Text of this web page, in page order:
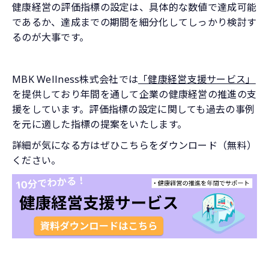
健康経営の評価指標の設定は、具体的な数値で達成可能
であるか、達成までの期間を細分化してしっかり検討す
るのが大事です。
MBK Wellness株式会社では 「健康経営支援サービス」
を提供しており年間を通して企業の健康経営の推進の支
援をしています。評価指標の設定に関しても過去の事例
を元に適した指標の提案をいたします。
詳細が気になる方はぜひこちらをダウンロード（無料）
ください。